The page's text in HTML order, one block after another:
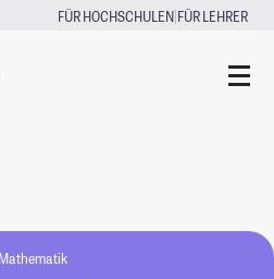
FÜR HOCHSCHULEN|FÜR LEHRER
Mathematik